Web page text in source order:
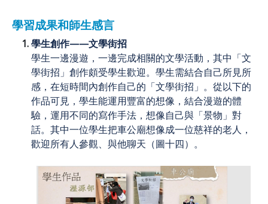
學習成果和師生感言
學生創作——文學街招
學生一邊漫遊，一邊完成相關的文學活動，其中「文
學街招」創作頗受學生歡迎。學生需結合自己所見所
感，在短時間內創作自己的「文學街招」。從以下的
作品可見，學生能運用豐富的想像，結合漫遊的體
驗，運用不同的寫作手法，想像自己與「景物」對
話。其中一位學生把車公廟想像成一位慈祥的老人，
歡迎所有人參觀、與他聊天（圖十四）。